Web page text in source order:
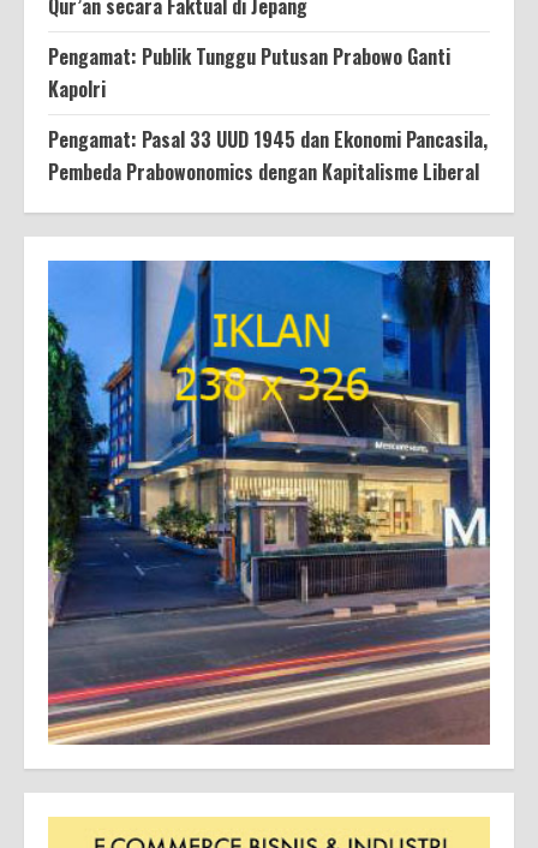
Qur’an secara Faktual di Jepang
Pengamat: Publik Tunggu Putusan Prabowo Ganti
Kapolri
Pengamat: Pasal 33 UUD 1945 dan Ekonomi Pancasila,
Pembeda Prabowonomics dengan Kapitalisme Liberal